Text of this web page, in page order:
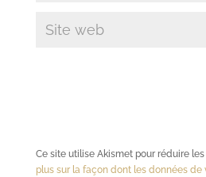
Ce site utilise Akismet pour réduire
plus sur la façon dont les données